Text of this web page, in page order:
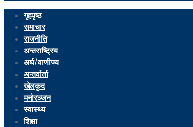
गृहपृष्ठ
समाचार
राजनीति
अन्तराष्ट्रिय
अर्थ/वाणीज्य
अन्तर्वार्ता
खेलकुद
मनोरञ्जन
स्वास्थ्य
शिक्षा